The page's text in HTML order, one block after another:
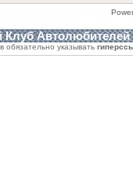
Клуб Автолюбителей
обязательно указывать